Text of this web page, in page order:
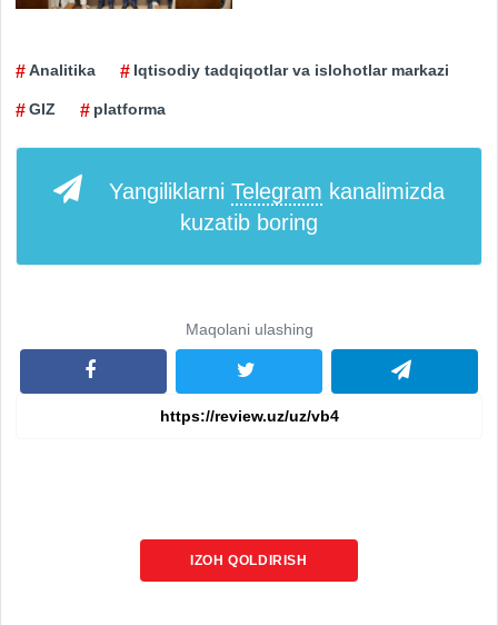
Analitika Iqtisodiy tadqiqotlar va islohotlar markazi
GIZ platforma
Yangiliklarni Telegram kanalimizda
kuzatib boring
Maqolani ulashing
IZOH QOLDIRISH